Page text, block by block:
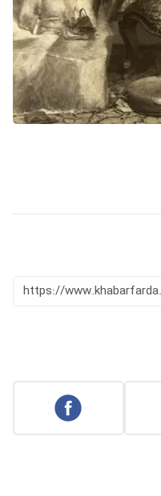
https://